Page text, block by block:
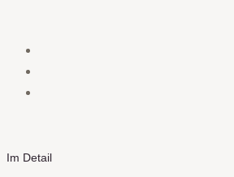
Im Detail